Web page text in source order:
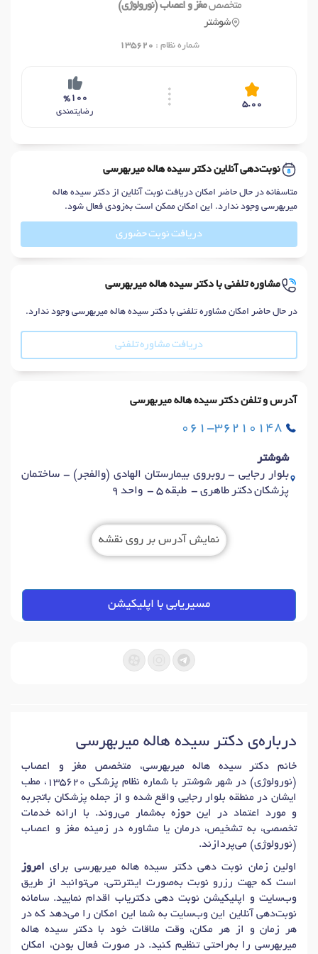
متخصصمغز و اعصاب (نورولوژی)
شوشتر
شماره نظام : 135620
5.00
%100
رضایتمندی
نوبت‌دهی آنلاین دکتر سیده هاله میربهرسی
متاسفانه در حال حاضر امکان دریافت نوبت آنلاین از دکتر سیده هاله
میربهرسی وجود ندارد. این امکان ممکن است به‌زودی فعال شود.
دریافت نوبت حضوری
مشاوره تلفنی با دکتر سیده هاله میربهرسی
در حال حاضر امکان مشاوره تلفنی با دکتر سیده هاله میربهرسی وجود ندارد.
دریافت مشاوره تلفنی
آدرس و تلفن دکتر سیده هاله میربهرسی
061-36210148
شوشتر
بلوار رجایی - روبروی بیمارستان الهادی (والفجر) - ساختمان
پزشکان دکتر طاهری - طبقه 5 - واحد 9
نمایش آدرس بر روی نقشه
مسیریابی با اپلیکیشن
درباره‌ی دکتر سیده هاله میربهرسی
خانم دکتر سیده هاله میربهرسی، متخصص مغز و اعصاب
(نورولوژی) در شهر شوشتر با شماره نظام پزشکی 135620، مطب
ایشان در منطقه بلوار رجایی واقع شده و از جمله پزشکان باتجربه
و مورد اعتماد در این حوزه به‌شمار می‌روند. با ارائه خدمات
تخصصی، به تشخیص، درمان یا مشاوره در زمینه مغز و اعصاب
(نورولوژی) می‌پردازند.
اولین زمان نوبت دهی دکتر سیده هاله میربهرسی برای امروز
است که جهت رزرو نوبت به‌صورت اینترنتی، می‌توانید از طریق
وب‌سایت و اپلیکیشن نوبت دهی دکتریاب اقدام نمایید. سامانه
نوبت‌دهی آنلاین این وب‌سایت به شما این امکان را می‌دهد که در
هر زمان و از هر مکان، وقت ملاقات خود با دکتر سیده هاله
میربهرسی را به‌راحتی تنظیم کنید. در صورت فعال بودن، امکان